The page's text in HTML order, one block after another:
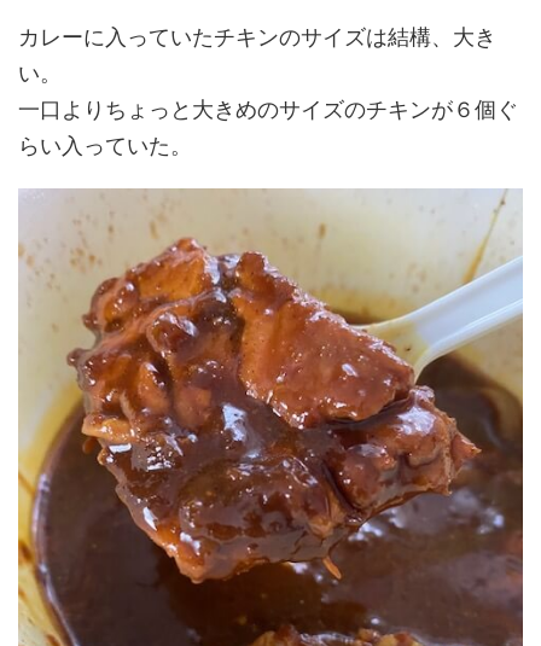
カレーに入っていたチキンのサイズは結構、大き
い。
一口よりちょっと大きめのサイズのチキンが６個ぐ
らい入っていた。